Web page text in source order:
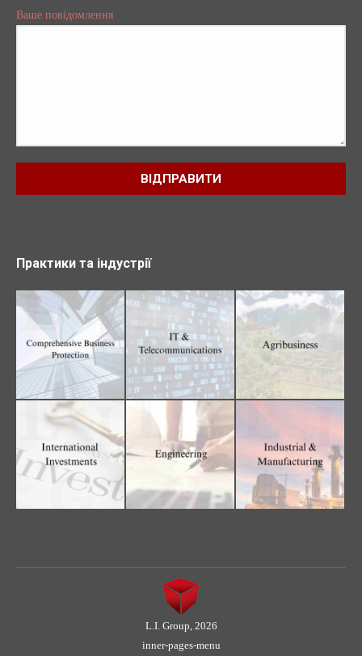
Ваше повідомлення
Практики та індустрії
L.I. Group, 2026
inner-pages-menu